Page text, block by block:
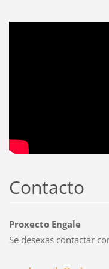
Contacto
Proxecto Engale
Se desexas contactar